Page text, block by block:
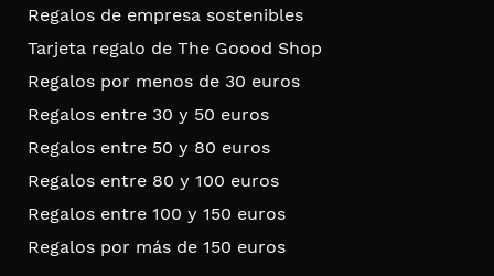
Regalos de empresa sostenibles
Tarjeta regalo de The Goood Shop
Regalos por menos de 30 euros
Regalos entre 30 y 50 euros
Regalos entre 50 y 80 euros
Regalos entre 80 y 100 euros
Regalos entre 100 y 150 euros
Regalos por más de 150 euros